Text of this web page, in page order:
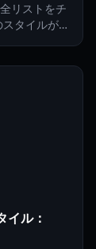
リストをチ
タイルが最
イル：